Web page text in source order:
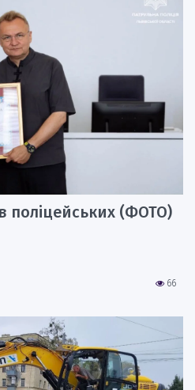
поліцейських (ФОТО)
66